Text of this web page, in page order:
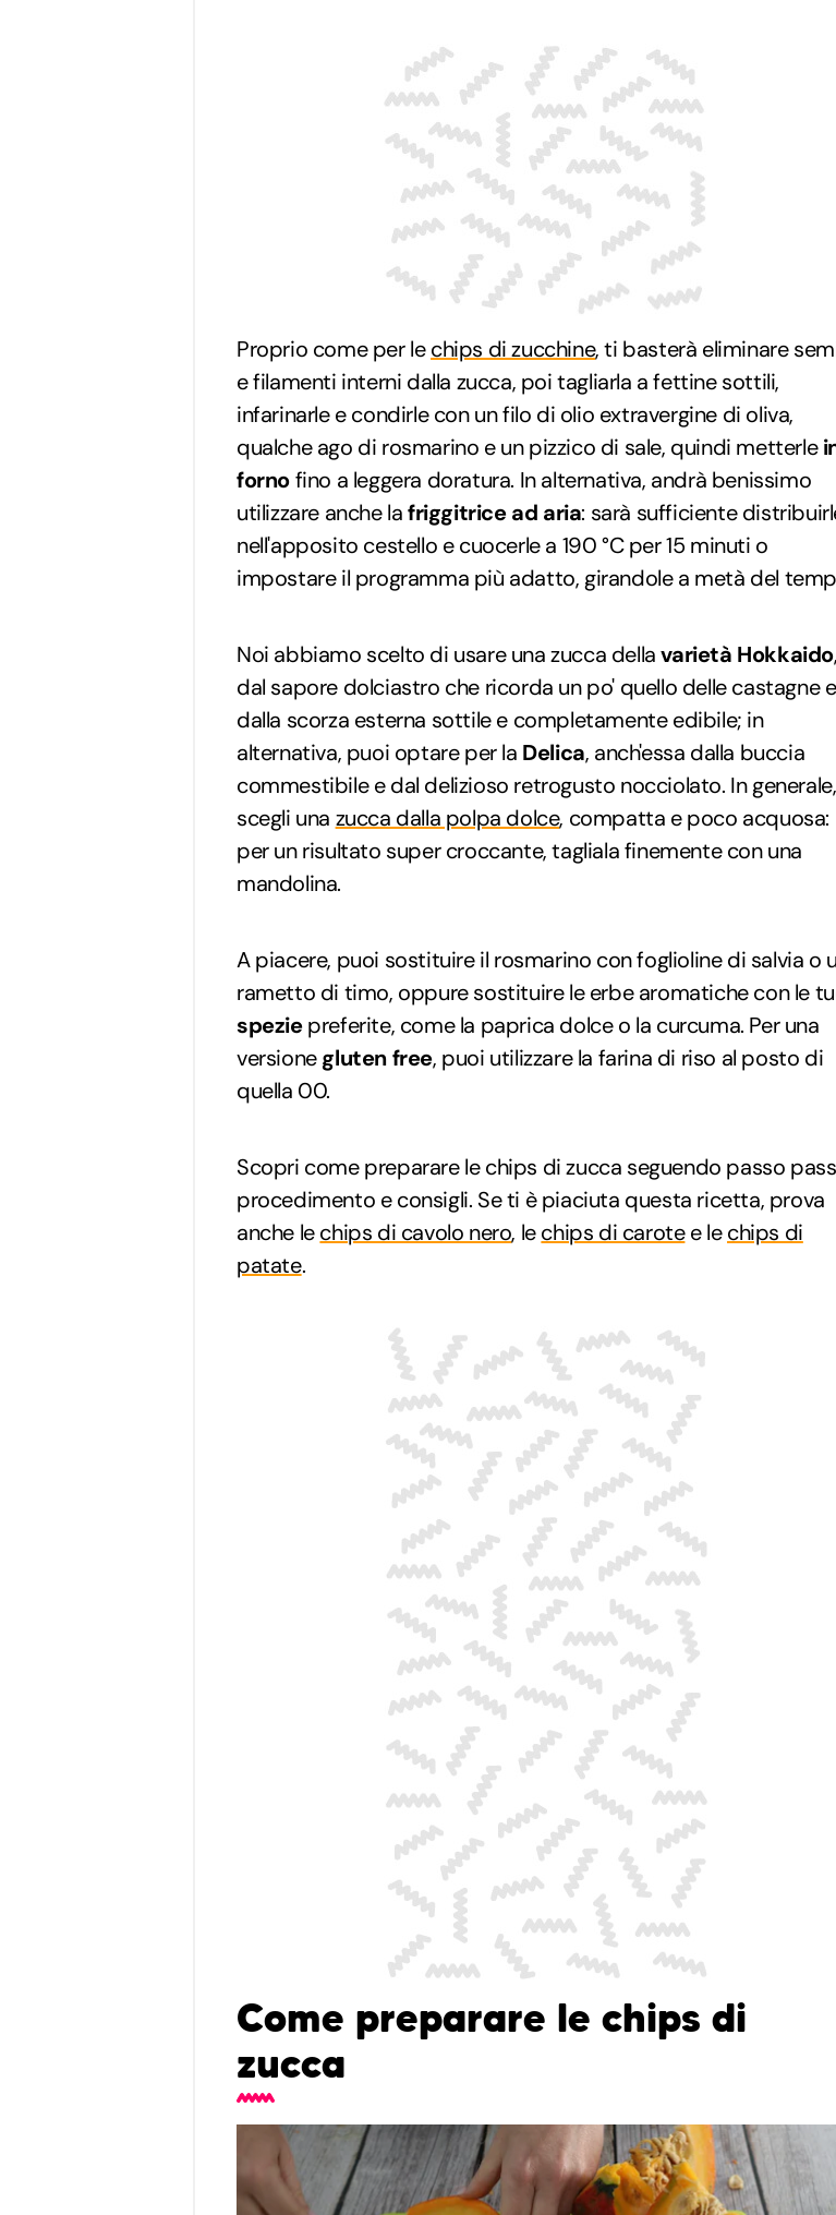
Proprio come per lechips di zucchine, ti basterà eliminare
e filamenti interni dalla zucca, poi tagliarla a fettine sottili,
infarinarle e condirle con un filo di olio extravergine di oliva,
qualche ago di rosmarino e un pizzico di sale, quindi metterle
fornofino a leggera doratura. In alternativa, andrà benissimo
utilizzare anche lafriggitrice ad aria: sarà sufficiente
nell'apposito cestello e cuocerle a 190 °C per 15 minuti o
impostare il programma più adatto, girandole a metà del
Noi abbiamo scelto di usare una zucca dellavarietà Hokkaido,
dal sapore dolciastro che ricorda un po' quello delle castagne e
dalla scorza esterna sottile e completamente edibile; in
alternativa, puoi optare per la Delica, anch'essa dalla buccia
commestibile e dal delizioso retrogusto nocciolato. In generale,
scegli una zucca dalla polpa dolce, compatta e poco acquosa:
per un risultato super croccante, tagliala finemente con una
mandolina.
A piacere, puoi sostituire il rosmarino con foglioline di salvia o
rametto di timo, oppure sostituire le erbe aromatiche con le
speziepreferite, come la paprica dolce o la curcuma. Per una
versionegluten free, puoi utilizzare la farina di riso al posto di
quella 00.
Scopri come preparare le chips di zucca seguendo passo
procedimento e consigli. Se ti è piaciuta questa ricetta, prova
anche lechips di cavolo nero, lechips di carotee lechips di
patate.
Come preparare le chips di
zucca